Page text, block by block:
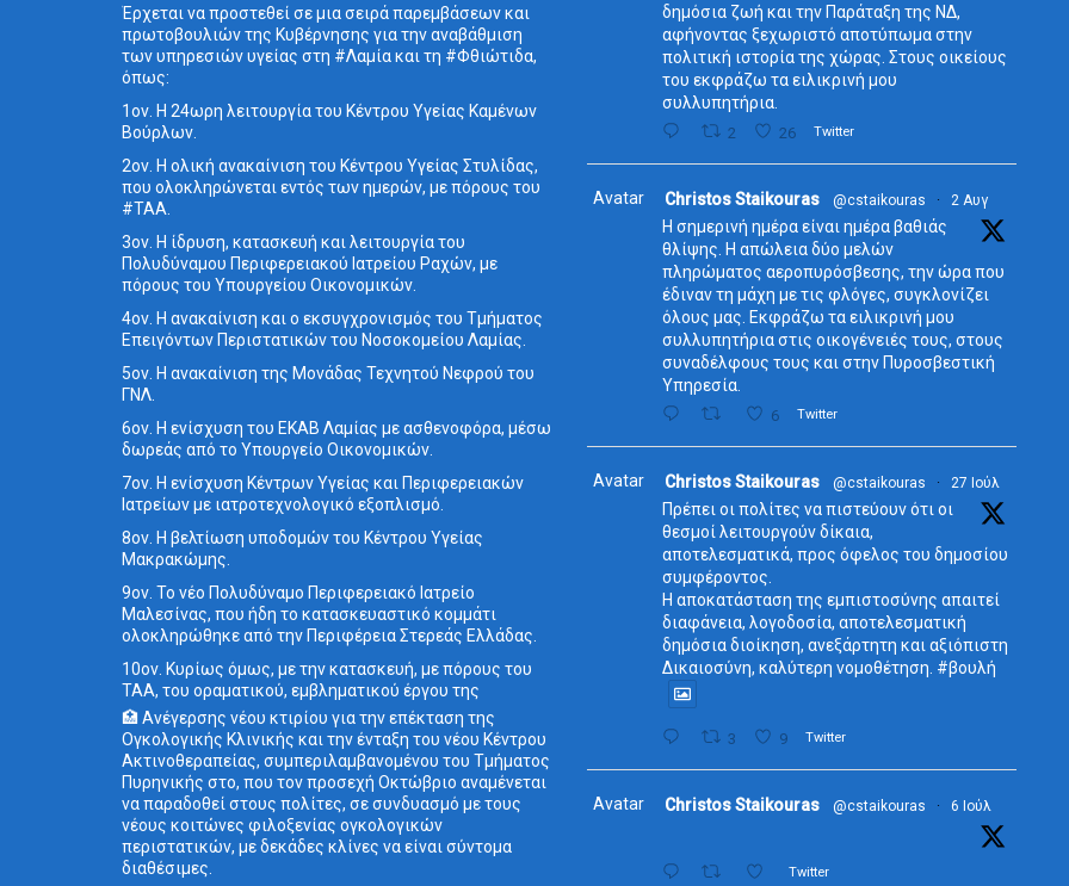
Έρχεται να προστεθεί σε μια σειρά παρεμβάσεων και
πρωτοβουλιών της Κυβέρνησης για την αναβάθμιση
των υπηρεσιών υγείας στη #Λαμία και τη #Φθιώτιδα,
όπως:
1ον. Η 24ωρη λειτουργία του Κέντρου Υγείας Καμένων
Βούρλων.
2ον. Η ολική ανακαίνιση του Κέντρου Υγείας Στυλίδας,
που ολοκληρώνεται εντός των ημερών, με πόρους του
#ΤΑΑ.
3ον. Η ίδρυση, κατασκευή και λειτουργία του
Πολυδύναμου Περιφερειακού Ιατρείου Ραχών, με
πόρους του Υπουργείου Οικονομικών.
4ον. Η ανακαίνιση και ο εκσυγχρονισμός του Τμήματος
Επειγόντων Περιστατικών του Νοσοκομείου Λαμίας.
5ον. Η ανακαίνιση της Μονάδας Τεχνητού Νεφρού του
ΓΝΛ.
6ον. Η ενίσχυση του ΕΚΑΒ Λαμίας με ασθενοφόρα, μέσω
δωρεάς από το Υπουργείο Οικονομικών.
7ον. Η ενίσχυση Κέντρων Υγείας και Περιφερειακών
Ιατρείων με ιατροτεχνολογικό εξοπλισμό.
8ον. Η βελτίωση υποδομών του Κέντρου Υγείας
Μακρακώμης.
9ον. Το νέο Πολυδύναμο Περιφερειακό Ιατρείο
Μαλεσίνας, που ήδη το κατασκευαστικό κομμάτι
ολοκληρώθηκε από την Περιφέρεια Στερεάς Ελλάδας.
10ον. Κυρίως όμως, με την κατασκευή, με πόρους του
ΤΑΑ, του οραματικού, εμβληματικού έργου της
🏥 Ανέγερσης νέου κτιρίου για την επέκταση της
Ογκολογικής Κλινικής και την ένταξη του νέου Κέντρου
Ακτινοθεραπείας, συμπεριλαμβανομένου του Τμήματος
Πυρηνικής στο, που τον προσεχή Οκτώβριο αναμένεται
να παραδοθεί στους πολίτες, σε συνδυασμό με τους
νέους κοιτώνες φιλοξενίας ογκολογικών
περιστατικών, με δεκάδες κλίνες να είναι σύντομα
διαθέσιμες.
δημόσια ζωή και την Παράταξη της ΝΔ,
αφήνοντας ξεχωριστό αποτύπωμα στην
πολιτική ιστορία της χώρας. Στους οικείους
του εκφράζω τα ειλικρινή μου
συλλυπητήρια.
2 26 Twitter
Avatar Christos Staikouras @cstaikouras · 2 Αυγ
Η σημερινή ημέρα είναι ημέρα βαθιάς
θλίψης. Η απώλεια δύο μελών
πληρώματος αεροπυρόσβεσης, την ώρα που
έδιναν τη μάχη με τις φλόγες, συγκλονίζει
όλους μας. Εκφράζω τα ειλικρινή μου
συλλυπητήρια στις οικογένειές τους, στους
συναδέλφους τους και στην Πυροσβεστική
Υπηρεσία.
6 Twitter
Avatar Christos Staikouras @cstaikouras · 27 Ιούλ
Πρέπει οι πολίτες να πιστεύουν ότι οι
θεσμοί λειτουργούν δίκαια,
αποτελεσματικά, προς όφελος του δημοσίου
συμφέροντος.
Η αποκατάσταση της εμπιστοσύνης απαιτεί
διαφάνεια, λογοδοσία, αποτελεσματική
δημόσια διοίκηση, ανεξάρτητη και αξιόπιστη
Δικαιοσύνη, καλύτερη νομοθέτηση. #βουλή
3 9 Twitter
Avatar Christos Staikouras @cstaikouras · 6 Ιούλ
Twitter